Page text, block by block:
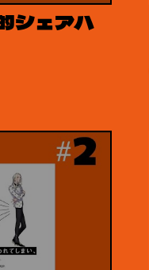
シェアハ